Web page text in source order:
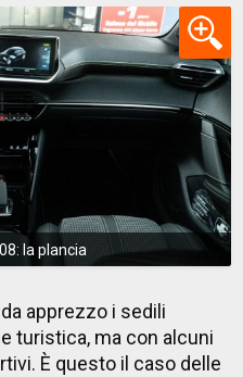
la plancia
apprezzo i sedili
turistica, ma con alcuni
È questo il caso delle